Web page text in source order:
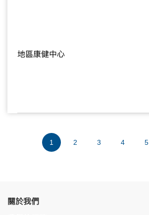
地區康健中心
1 2 3 4 5
關於我們